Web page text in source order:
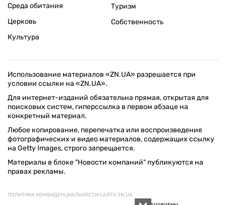
Среда обитания
Церковь
Культура
Туризм
Собственность
Использование материалов «ZN.UA» разрешается при
условии ссылки на «ZN.UA».
Для интернет-изданий обязательна прямая, открытая для
поисковых систем, гиперссылка в первом абзаце на
конкретный материал.
Любое копирование, перепечатка или воспроизведение
фотографических и видео материалов, содержащих ссылку
на Getty Images, строго запрещается.
Материалы в блоке "Новости компаний" публикуются на
правах рекламы.
ПОЛИТИКА КОНФИДЕНЦИАЛЬНОСТИ САЙТА ZN.UA